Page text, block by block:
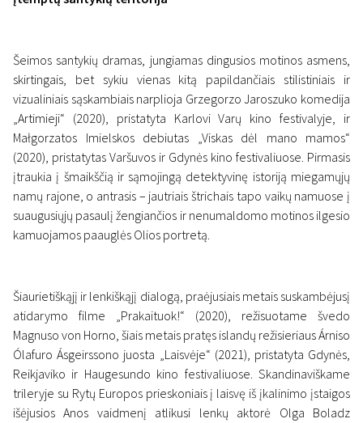
Šeimos santykių dramas, jungiamas dingusios motinos asmens,
skirtingais, bet sykiu vienas kitą papildančiais stilistiniais ir
vizualiniais sąskambiais narplioja Grzegorzo Jaroszuko komedija
„Artimieji“ (2020), pristatyta Karlovi Varų kino festivalyje, ir
Małgorzatos Imielskos debiutas „Viskas dėl mano mamos“
(2020), pristatytas Varšuvos ir Gdynės kino festivaliuose. Pirmasis
įtraukia į šmaikščią ir sąmojingą detektyvinę istoriją miegamųjų
namų rajone, o antrasis – jautriais štrichais tapo vaikų namuose į
suaugusiųjų pasaulį žengiančios ir nenumaldomo motinos ilgesio
kamuojamos paauglės Olios portretą.
Šiaurietiškąjį ir lenkiškąjį dialogą, praėjusiais metais suskambėjusį
atidarymo filme „Prakaituok!“ (2020), režisuotame švedo
Magnuso von Horno, šiais metais pratęs islandų režisieriaus Árniso
Ólafuro Ásgeirssono juosta „Laisvėje“ (2021), pristatyta Gdynės,
Reikjaviko ir Haugesundo kino festivaliuose. Skandinaviškame
trileryje su Rytų Europos prieskoniais į laisvę iš įkalinimo įstaigos
išėjusios Anos vaidmenį atlikusi lenkų aktorė Olga Boladz